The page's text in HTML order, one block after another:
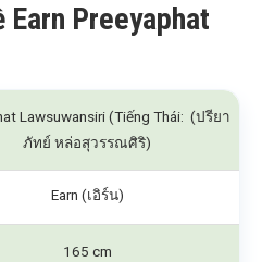
Earn Preeyaphat
Lawsuwansiri (Tiếng Thái: (ปรียา
ภัทย์ หล่อสุวรรณศิริ)
Earn (เอิร์น)
165 cm